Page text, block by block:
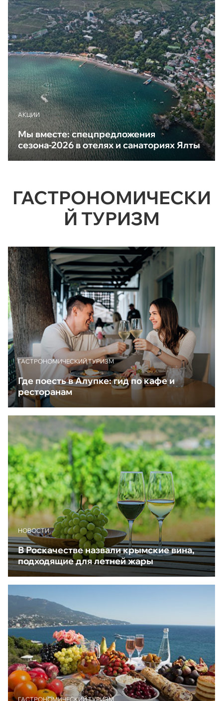
АКЦИИ
Мы вместе: спецпредложения
сезона-2026 в отелях и санаториях Ялты
ГАСТРОНОМИЧЕСКИ
Й ТУРИЗМ
ГАСТРОНОМИЧЕСКИЙ ТУРИЗМ
Где поесть в Алупке: гид по кафе и
ресторанам
НОВОСТИ
В Роскачестве назвали крымские вина,
подходящие для летней жары
ГАСТРОНОМИЧЕСКИЙ ТУРИЗМ